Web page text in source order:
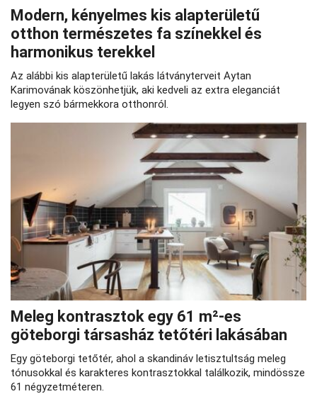
Modern, kényelmes kis alapterületű
otthon természetes fa színekkel és
harmonikus terekkel
Az alábbi kis alapterületű lakás látványterveit Aytan
Karimovának köszönhetjük, aki kedveli az extra eleganciát
legyen szó bármekkora otthonról.
Meleg kontrasztok egy 61 m²-es
göteborgi társasház tetőtéri lakásában
Egy göteborgi tetőtér, ahol a skandináv letisztultság meleg
tónusokkal és karakteres kontrasztokkal találkozik, mindössze
61 négyzetméteren.